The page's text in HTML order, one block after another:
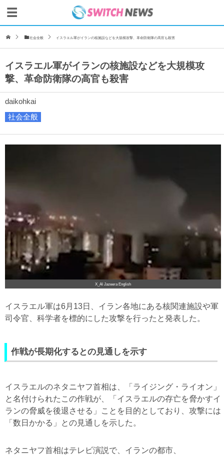
社会全般 イスラエル軍がイランの核施設などを大規模攻撃、革命防衛隊の高官も殺害
イスラエル軍がイランの核施設などを大規模攻
撃、革命防衛隊の高官も殺害
daikohkai
社会全般
X_Al Jazeera English
イスラエル軍は6月13日、イラン各地にある核関連施設や軍
司令官、科学者を標的にした攻撃を行ったと発表した。
作戦が長期化するとの見通しを示す
イスラエルのネタニヤフ首相は、「ライジング・ライオン」
と名付けられたこの作戦が、「イスラエルの存亡を脅かすイ
ランの脅威を後退させる」ことを目的としており、攻撃には
「数日かかる」との見通しを示した。
ネタニヤフ首相はテレビ演説で、イランの都市、